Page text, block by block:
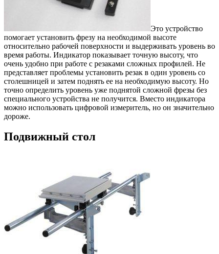
Это устройство
помогает установить фрезу на необходимой высоте
относительно рабочей поверхности и выдерживать уровень во
время работы. Индикатор показывает точную высоту, что
очень удобно при работе с резаками сложных профилей. Не
представляет проблемы установить резак в один уровень со
столешницей и затем поднять ее на необходимую высоту. Но
точно определить уровень уже поднятой сложной фрезы без
специального устройства не получится. Вместо индикатора
можно использовать цифровой измеритель, но он значительно
дороже.
Подвижный стол